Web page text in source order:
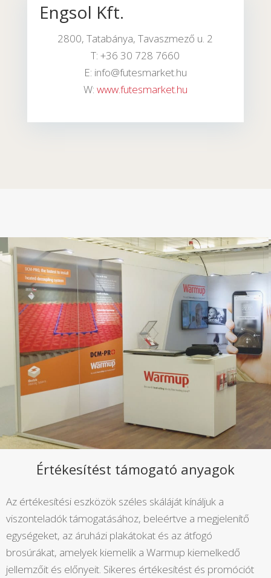
Engsol Kft.
2800, Tatabánya, Tavaszmező u. 2
T: +36 30 728 7660
E: info@futesmarket.hu
W: www.futesmarket.hu
Értékesítést támogató anyagok
Az értékesítési eszközök széles skáláját kínáljuk a
viszonteladók támogatásához, beleértve a megjelenítő
egységeket, az áruházi plakátokat és az átfogó
brosúrákat, amelyek kiemelik a Warmup kiemelkedő
jellemzőit és előnyeit. Sikeres értékesítést és promóciót